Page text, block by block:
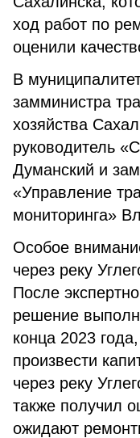
ход работ по
оценили
В
замминистра
хозяйства
руководитель
Думанский и
«Управление
мониторинга»
Особое
через реку
После
решение
конца 2023
произвести
через реку
также получил
ожидают